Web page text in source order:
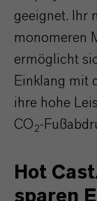
geeignet. Ihr
monomeren
ermöglicht
Einklang mit
ihre hohe
CO 2-
Hot
sparen